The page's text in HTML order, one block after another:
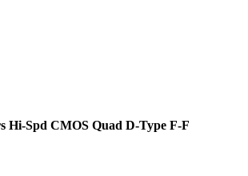
Hi-Spd CMOS Quad D-Type F-F